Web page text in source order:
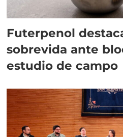
Futerpenol
sobrevida ante
estudio de campo